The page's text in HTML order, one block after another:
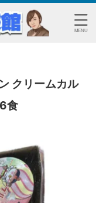
クリームカル
食